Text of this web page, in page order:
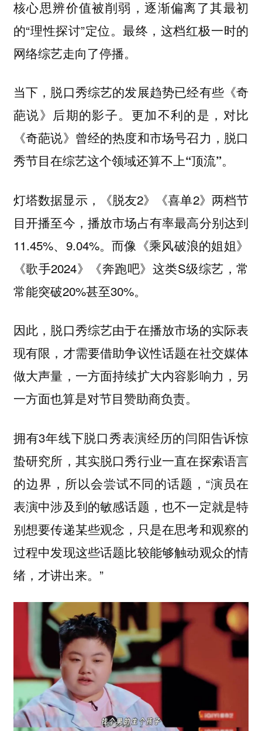
核心思辨价值被削弱，逐渐偏离了其最初
的“理性探讨”定位。最终，这档红极一时的
网络综艺走向了停播。
当下，脱口秀综艺的发展趋势已经有些《奇
葩说》后期的影子。更加不利的是，对比
《奇葩说》曾经的热度和市场号召力，脱口
秀节目在综艺这个领域还算不上“顶流”。
灯塔数据显示，《脱友2》《喜单2》两档节
目开播至今，播放市场占有率最高分别达到
11.45%、9.04%。而像《乘风破浪的姐姐》
《歌手2024》《奔跑吧》这类S级综艺，常
常能突破20%甚至30%。
因此，脱口秀综艺由于在播放市场的实际表
现有限，才需要借助争议性话题在社交媒体
做大声量，一方面持续扩大内容影响力，另
一方面也算是对节目赞助商负责。
拥有3年线下脱口秀表演经历的闫阳告诉惊
蛰研究所，其实脱口秀行业一直在探索语言
的边界，所以会尝试不同的话题，“演员在
表演中涉及到的敏感话题，也不一定就是特
别想要传递某些观念，只是在思考和观察的
过程中发现这些话题比较能够触动观众的情
绪，才讲出来。”